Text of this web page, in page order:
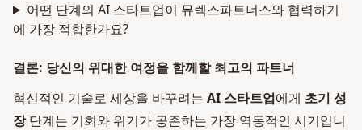
어떤 단계의 AI 스타트업이 뮤렉스파트너스와 협력하기
에 가장 적합한가요?
결론: 당신의 위대한 여정을 함께할 최고의 파트너
혁신적인 기술로 세상을 바꾸려는 AI 스타트업에게 초기 성
장단계는 기회와 위기가 공존하는 가장 역동적인 시기입니